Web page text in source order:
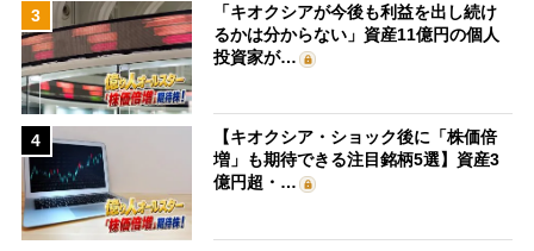
3
「キオクシアが今後も利益を出し続け
るかは分からない」資産11億円の個人
投資家が…
4
【キオクシア・ショック後に「株価倍
増」も期待できる注目銘柄5選】資産3
億円超・…